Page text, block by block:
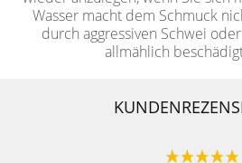
Wasser macht dem Schmuck
durch aggressiven Schwei
allmählich